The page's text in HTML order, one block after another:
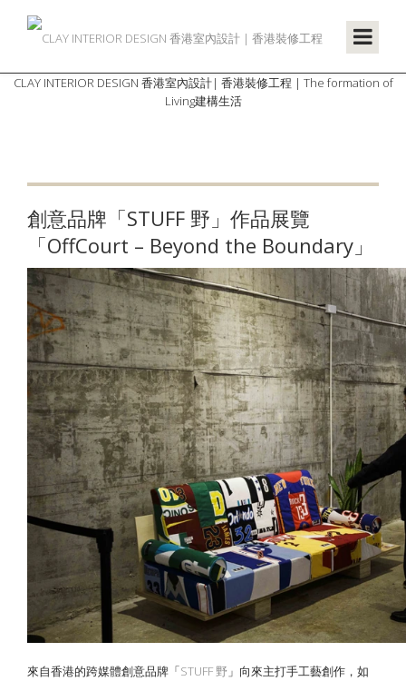
CLAY INTERIOR DESIGN 香港室內設計| 香港裝修工程 | The formation of
Living建構生活
創意品牌「STUFF 野」作品展覽
「OffCourt – Beyond the Boundary」
來自香港的跨媒體創意品牌「STUFF 野 」向來主打手工藝創作，如